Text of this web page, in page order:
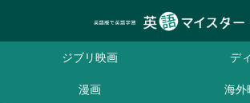
ジブリ映画 デ
漫画 海外